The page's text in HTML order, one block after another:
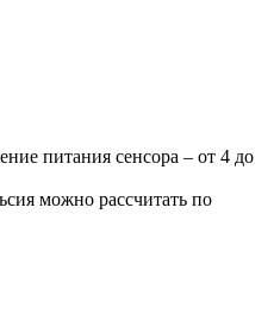
питания сенсора – от 4 до
можно рассчитать по